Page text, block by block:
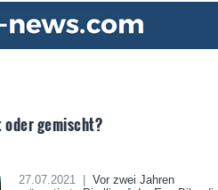
gemischt?
27.07.2021 |
Vor zwei Jahren